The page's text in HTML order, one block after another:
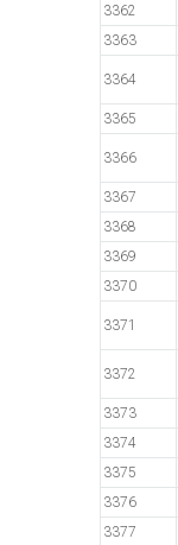
3362
3363
3364
3365
3366
3367
3368
3369
3370
3371
3372
3373
3374
3375
3376
3377